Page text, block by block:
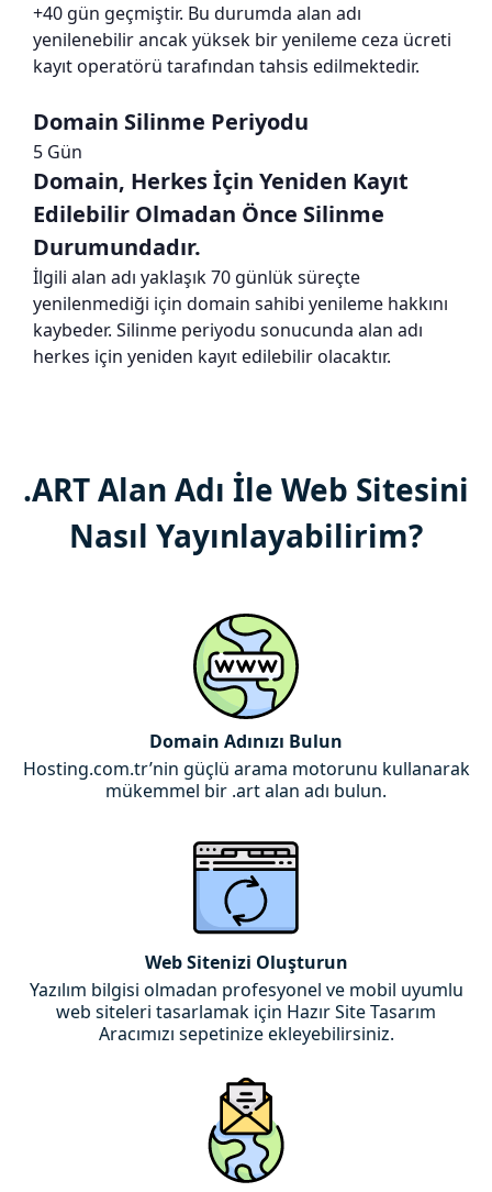
+40 gün geçmiştir. Bu durumda alan adı
yenilenebilir ancak yüksek bir yenileme ceza ücreti
kayıt operatörü tarafından tahsis edilmektedir.
Domain Silinme Periyodu
5 Gün
Domain, Herkes İçin Yeniden Kayıt
Edilebilir Olmadan Önce Silinme
Durumundadır.
İlgili alan adı yaklaşık 70 günlük süreçte
yenilenmediği için domain sahibi yenileme hakkını
kaybeder. Silinme periyodu sonucunda alan adı
herkes için yeniden kayıt edilebilir olacaktır.
.ART Alan Adı İle Web Sitesini
Nasıl Yayınlayabilirim?
Domain Adınızı Bulun
Hosting.com.tr’nin güçlü arama motorunu kullanarak
mükemmel bir .art alan adı bulun.
Web Sitenizi Oluşturun
Yazılım bilgisi olmadan profesyonel ve mobil uyumlu
web siteleri tasarlamak için Hazır Site Tasarım
Aracımızı sepetinize ekleyebilirsiniz.